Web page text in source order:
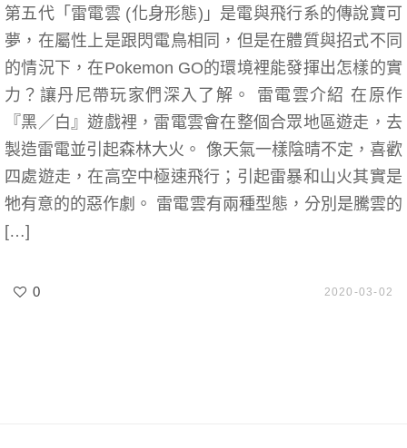
第五代「雷電雲 (化身形態)」是電與飛行系的傳說寶可
夢，在屬性上是跟閃電鳥相同，但是在體質與招式不同
的情況下，在Pokemon GO的環境裡能發揮出怎樣的實
力？讓丹尼帶玩家們深入了解。 雷電雲介紹 在原作
『黑／白』遊戲裡，雷電雲會在整個合眾地區遊走，去
製造雷電並引起森林大火。 像天氣一樣陰晴不定，喜歡
四處遊走，在高空中極速飛行；引起雷暴和山火其實是
牠有意的的惡作劇。 雷電雲有兩種型態，分別是騰雲的
[…]
0 2020-03-02